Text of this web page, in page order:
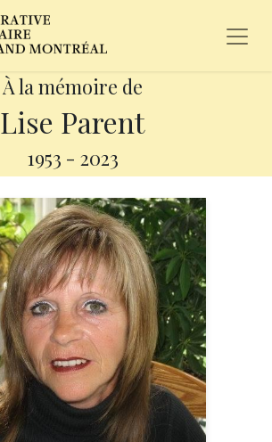
À la mémoire de
Lise Parent
1953 - 2023